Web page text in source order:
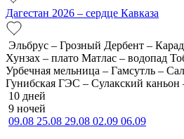
Дагестан 2026 – сердце Кавказа
Эльбрус – Грозный Дербент –
Хунзах – плато Матлас – водопад
Урбечная мельница – Гамсутль –
Гунибская ГЭС – Сулакский
10 дней
9 ночей
09.08 25.08 29.08 02.09 06.09